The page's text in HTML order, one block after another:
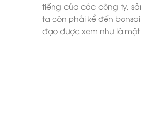
tiếng của các công ty,
ta còn phải kể đến
đạo được xem như là